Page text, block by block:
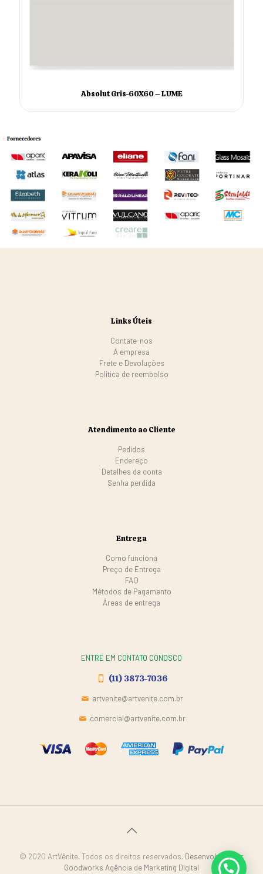
Absolut Gris-60X60 – LUME
Links Úteis
Contate-nos
A empresa
Frete e Devoluções
Politica de reembolso
Atendimento ao Cliente
Pedidos
Endereço
Detalhes da conta
Senha perdida
Entrega
Como funciona
Preço de Entrega
FAQ
Métodos de Pagamento
Áreas de entrega
ENTRE EM CONTATO CONOSCO
(11) 3873-7036
artvenite@artvenite.com.br
comercial@artvenite.com.br
© 2020 ArtVênite. Todos os direitos reservados. Desenvolvido por
Goodworks Agência de Marketing Digital